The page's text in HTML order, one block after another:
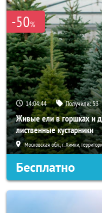
-50%
14:04:43 Получили:53
Живые ели в горшках и
лиственные кустарники
Московская обл., г. Химки,
Бесплатно